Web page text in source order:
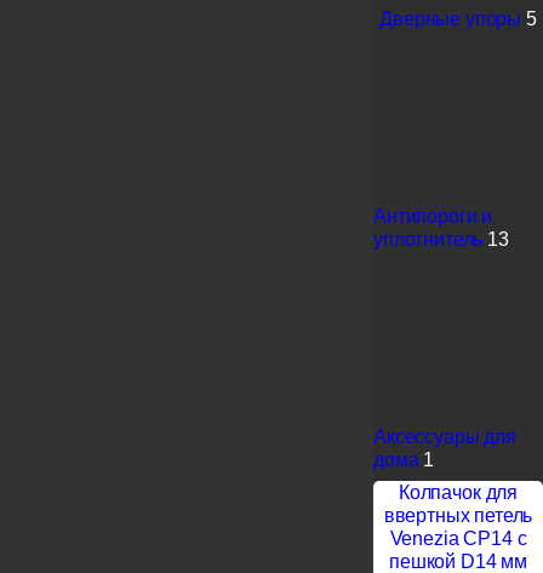
Дверные упоры 5
Антипороги и
уплотнитель 13
Аксессуары для
дома 1
Колпачок для
ввертных петель
Venezia CP14 с
пешкой D14 мм